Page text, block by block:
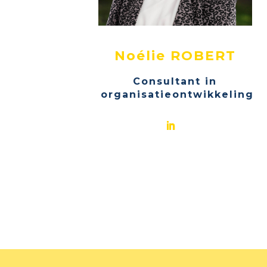
Noélie ROBERT
Consultant in
organisatieontwikkeling